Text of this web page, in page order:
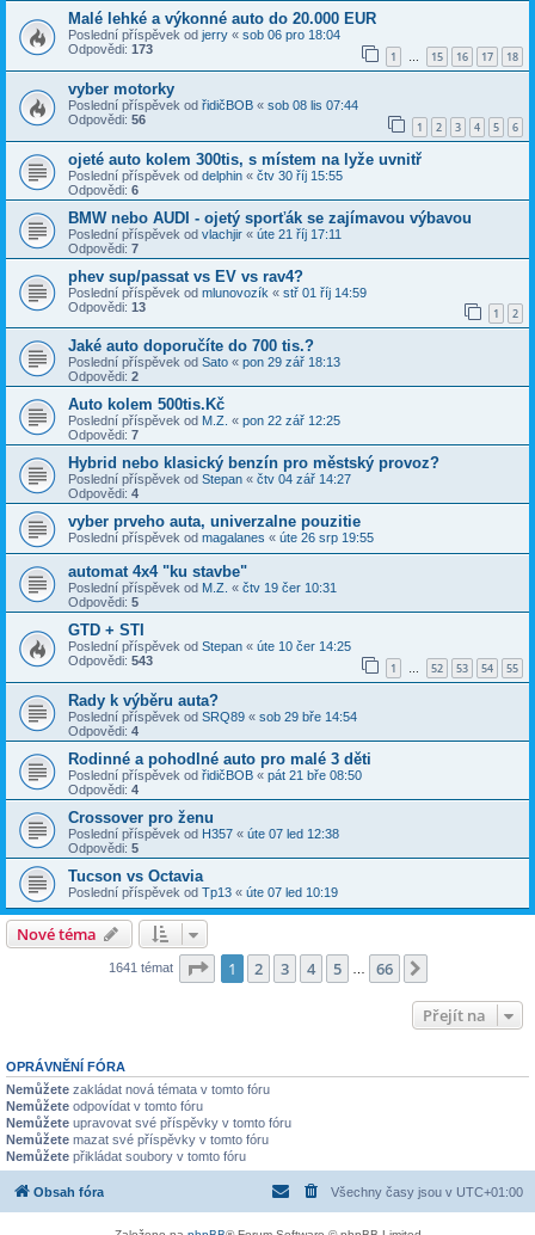
Malé lehké a výkonné auto do 20.000 EUR
Poslední příspěvek od jerry « sob 06 pro 18:04
Odpovědi: 173 1 … 15 16 17 18
vyber motorky
Poslední příspěvek od řidičBOB « sob 08 lis 07:44
Odpovědi: 56 1 2 3 4 5 6
ojeté auto kolem 300tis, s místem na lyže uvnitř
Poslední příspěvek od delphin « čtv 30 říj 15:55
Odpovědi: 6
BMW nebo AUDI - ojetý sporťák se zajímavou výbavou
Poslední příspěvek od vlachjir « úte 21 říj 17:11
Odpovědi: 7
phev sup/passat vs EV vs rav4?
Poslední příspěvek od mlunovozík « stř 01 říj 14:59
Odpovědi: 13 1 2
Jaké auto doporučíte do 700 tis.?
Poslední příspěvek od Sato « pon 29 zář 18:13
Odpovědi: 2
Auto kolem 500tis.Kč
Poslední příspěvek od M.Z. « pon 22 zář 12:25
Odpovědi: 7
Hybrid nebo klasický benzín pro městský provoz?
Poslední příspěvek od Stepan « čtv 04 zář 14:27
Odpovědi: 4
vyber prveho auta, univerzalne pouzitie
Poslední příspěvek od magalanes « úte 26 srp 19:55
automat 4x4 "ku stavbe"
Poslední příspěvek od M.Z. « čtv 19 čer 10:31
Odpovědi: 5
GTD + STI
Poslední příspěvek od Stepan « úte 10 čer 14:25
Odpovědi: 543 1 … 52 53 54 55
Rady k výběru auta?
Poslední příspěvek od SRQ89 « sob 29 bře 14:54
Odpovědi: 4
Rodinné a pohodlné auto pro malé 3 děti
Poslední příspěvek od řidičBOB « pát 21 bře 08:50
Odpovědi: 4
Crossover pro ženu
Poslední příspěvek od H357 « úte 07 led 12:38
Odpovědi: 5
Tucson vs Octavia
Poslední příspěvek od Tp13 « úte 07 led 10:19
Nové téma
1641 témat Stránka z 66
1 2 3 4 5 66
Přejít na
OPRÁVNĚNÍ FÓRA
Nemůžete zakládat nová témata v tomto fóru
Nemůžete odpovídat v tomto fóru
Nemůžete upravovat své příspěvky v tomto fóru
Nemůžete mazat své příspěvky v tomto fóru
Nemůžete přikládat soubory v tomto fóru
Obsah fóra Všechny časy jsou v UTC+01:00